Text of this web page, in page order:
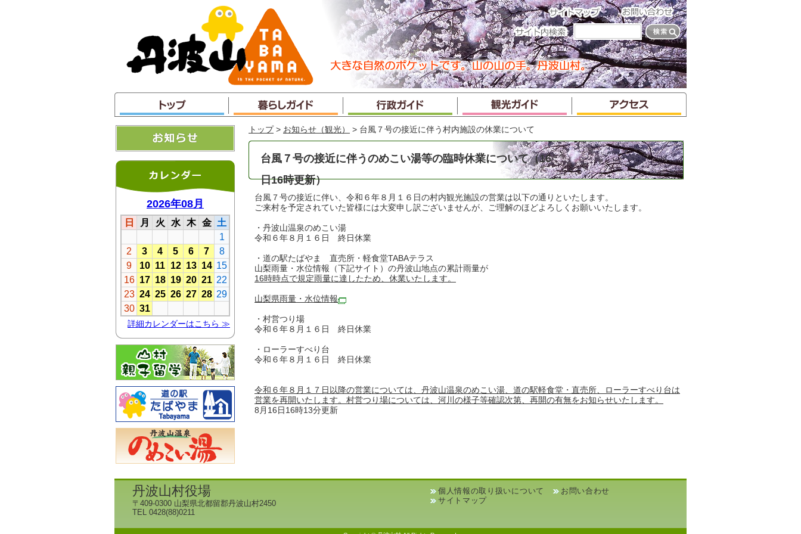
ャ
ン
プ
トップ > お知らせ（観光） > 台風７号の接近に伴う村内施設の休業について
台風７号の接近に伴うのめこい湯等の臨時休業について（16
日16時更新）
台風７号の接近に伴い、令和６年８月１６日の村内観光施設の営業は以下の通りといたします。
ご来村を予定されていた皆様には大変申し訳ございませんが、ご理解のほどよろしくお願いいたします。
・丹波山温泉のめこい湯
令和６年８月１６日 終日休業
・道の駅たばやま 直売所・軽食堂TABAテラス
山梨雨量・水位情報（下記サイト）の丹波山地点の累計雨量が
16時時点で規定雨量に達したため、休業いたします。
山梨県雨量・水位情報
・村営つり場
令和６年８月１６日 終日休業
・ローラーすべり台
令和６年８月１６日 終日休業
令和６年８月１７日以降の営業については、丹波山温泉のめこい湯、道の駅軽食堂・直売所、ローラーすべり台は
営業を再開いたします。村営つり場については、河川の様子等確認次第、再開の有無をお知らせいたします。
8月16日16時13分更新
丹波山村役場
〒409-0300 山梨県北都留郡丹波山村2450
TEL 0428(88)0211
個人情報の取り扱いについて
お問い合わせ
サイトマップ